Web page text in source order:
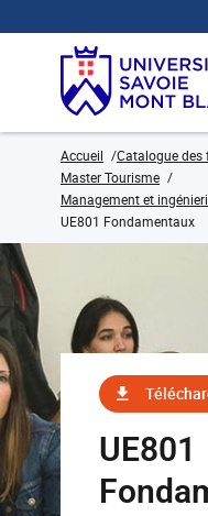
Accueil Catalogue
Master Tourisme
Management et
UE801 Fondamentaux
UE801